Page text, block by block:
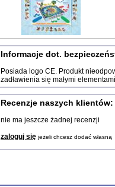
Informacje dot.
Posiada logo CE. Produkt
zadławienia się małymi
Recenzje naszych klientów:
nie ma jeszcze żadnej recenzji
zaloguj się jeżeli chcesz dodać własną